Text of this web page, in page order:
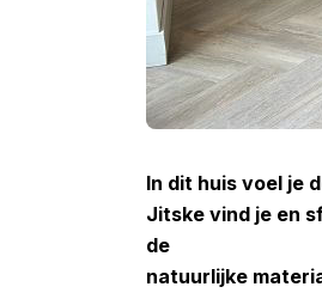
In dit huis voel je
Jitske vind je en
de
natuurlijke